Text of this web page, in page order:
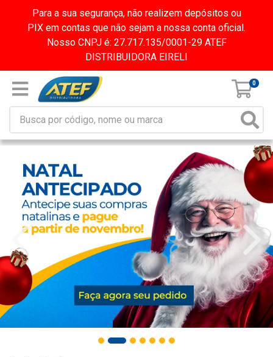
Para a sua segurança, não realizem depósitos ou
PIX em contas que não sejam a nossa conta oficial.
Nosso CNPJ é: 27.717.135/0001-29 ATEF
DISTRIBUIDORA EIRELI
0